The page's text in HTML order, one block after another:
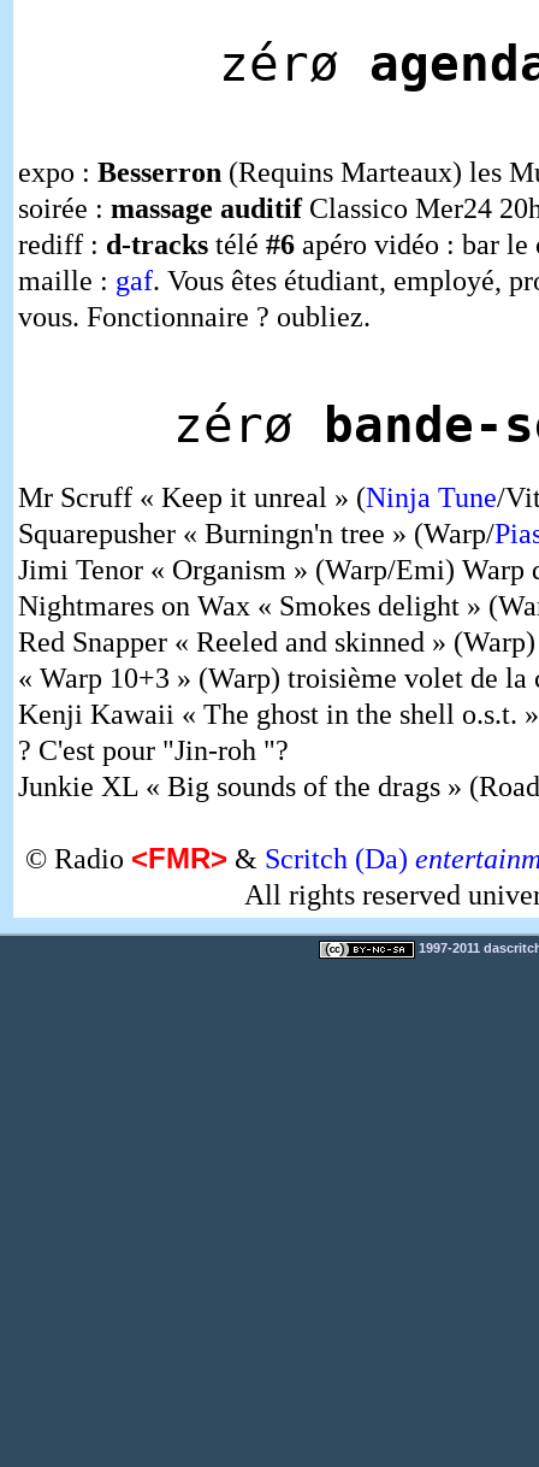
zérø
expo : Besserron (Requins Marteaux) les
soirée : massage auditifClassico Mer24
rediff : d-trackstélé #6apéro vidéo : bar le
maille : gaf. Vous êtes étudiant, employé,
vous. Fonctionnaire ? oubliez.
zérø bande-
Mr Scruff « Keep it unreal » (Ninja Tune/
Squarepusher « Burningn'n tree » (Warp/
Jimi Tenor « Organism » (Warp/Emi) Warp
Nightmares on Wax « Smokes delight »
Red Snapper « Reeled and skinned »
« Warp 10+3 » (Warp) troisième volet de
Kenji Kawaii « The ghost in the shell o.s.t.
? C'est pour "Jin-roh "?
Junkie XL « Big sounds of the drags »
© Radio <FMR> & Scritch (Da)
All rights reserved
1997-2011